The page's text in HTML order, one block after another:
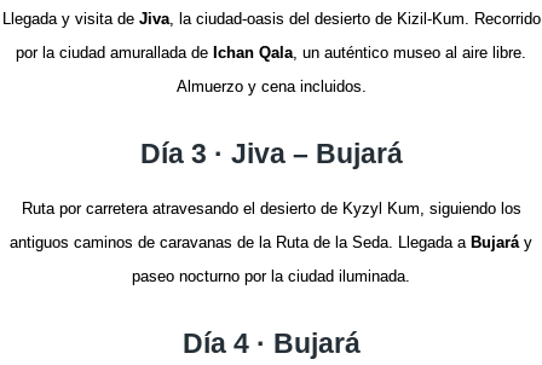
Llegada y visita de Jiva, la ciudad-oasis del desierto de Kizil-Kum. Recorrido
por la ciudad amurallada de Ichan Qala, un auténtico museo al aire libre.
Almuerzo y cena incluidos.
Día 3 · Jiva – Bujará
Ruta por carretera atravesando el desierto de Kyzyl Kum, siguiendo los
antiguos caminos de caravanas de la Ruta de la Seda. Llegada a Bujaráy
paseo nocturno por la ciudad iluminada.
Día 4 · Bujará